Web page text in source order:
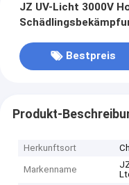
JZ UV-Licht 3000V
Bestpreis
Produkt-
Herkunftsort
Markenname